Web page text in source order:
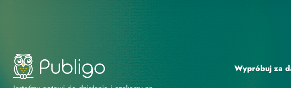
Wypróbuj za